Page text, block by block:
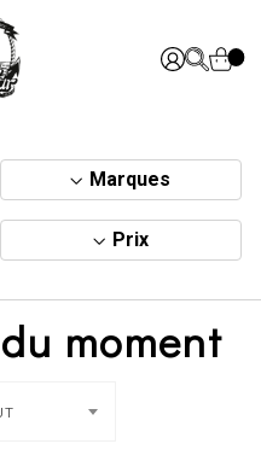
Marques
Prix
moment